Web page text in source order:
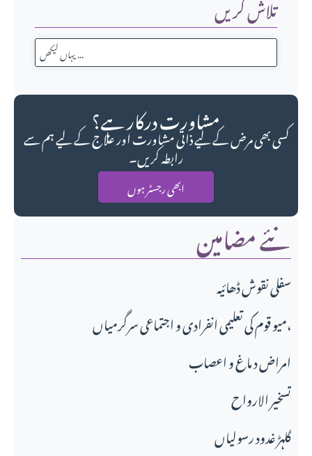
مشاورت درکار ہے؟
کسی بھی مرض کے لیے ذاتی مشاورت اور علاج کے لیے ہم سے
رابطہ کریں۔
ابھی رجسٹر ہوں
نئے مضامین
سفلی نقوش ڈھائیہ
میو قوم کی تعلیمی انفرادی و اجتماعی سرگرمیاں،
امراض د ماغ و اعصاب
تسخير الارواح
گلہڑ غدود رسولیاں